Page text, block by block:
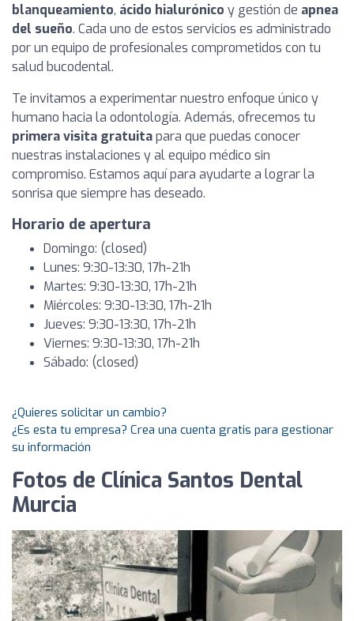
blanqueamiento, ácido hialurónico y gestión de apnea
del sueño. Cada uno de estos servicios es administrado
por un equipo de profesionales comprometidos con tu
salud bucodental.
Te invitamos a experimentar nuestro enfoque único y
humano hacia la odontología. Además, ofrecemos tu
primera visita gratuitapara que puedas conocer
nuestras instalaciones y al equipo médico sin
compromiso. Estamos aquí para ayudarte a lograr la
sonrisa que siempre has deseado.
Horario de apertura
Domingo: (closed)
Lunes: 9:30-13:30, 17h-21h
Martes: 9:30-13:30, 17h-21h
Miércoles: 9:30-13:30, 17h-21h
Jueves: 9:30-13:30, 17h-21h
Viernes: 9:30-13:30, 17h-21h
Sábado: (closed)
¿Quieres solicitar un cambio?
¿Es esta tu empresa? Crea una cuenta gratis para gestionar
su información
Fotos de Clínica Santos Dental
Murcia